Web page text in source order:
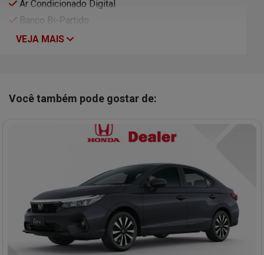
Ar Condicionado Digital
Banco Bi-Partido
VEJA MAIS
Você também pode gostar de: